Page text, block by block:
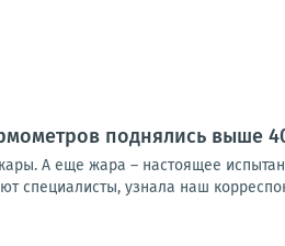
поднялись выше
А еще жара – настоящее
специалисты, узнала наш